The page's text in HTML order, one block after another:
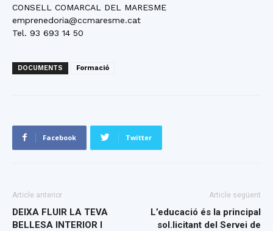
CONSELL COMARCAL DEL MARESME
emprenedoria@ccmaresme.cat
Tel. 93 693 14 50
DOCUMENTS Formació
Facebook Twitter
Article anterior
DEIXA FLUIR LA TEVA
BELLESA INTERIOR I
Article següent
L’educació és la principal
sol.licitant del Servei de